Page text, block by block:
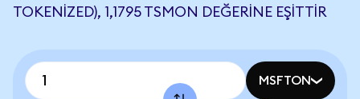
TOKENIZED), 1,1795 TSMON DEĞERINE EŞITTIR
MSFTON